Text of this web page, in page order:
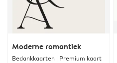
Moderne romantiek
Bedankkaarten | Premium kaart